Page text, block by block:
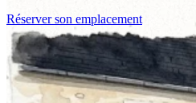
Réserver son emplacement